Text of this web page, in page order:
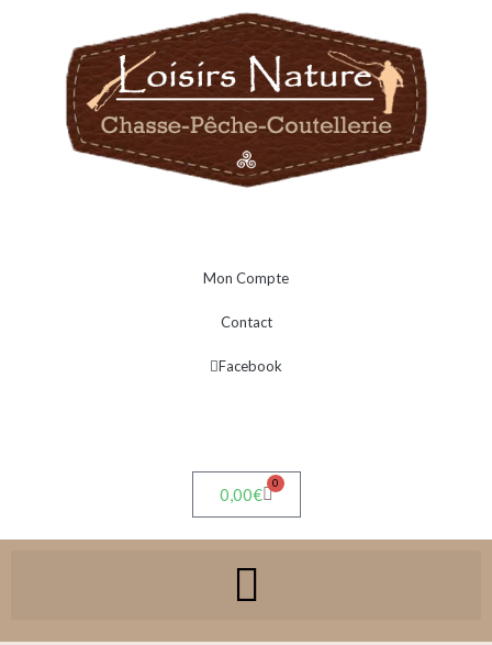
Mon Compte
Contact
Facebook
0,00€
0